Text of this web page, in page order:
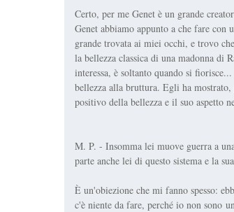
Certo, per me Genet è un grande
Genet abbiamo appunto a che fare con
grande trovata ai miei occhi, e trovo
la bellezza classica di una madonna di
interessa, è soltanto quando si
bellezza alla bruttura. Egli ha
positivo della bellezza e il suo aspetto
M. P. - Insomma lei muove guerra a
parte anche lei di questo sistema e la
È un'obiezione che mi fanno spesso:
c'è niente da fare, perché io non sono